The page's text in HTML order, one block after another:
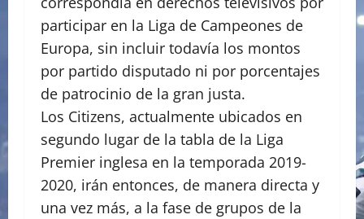
participar en la Liga de Campeones de
Europa, sin incluir todavía los montos
por partido disputado ni por porcentajes
de patrocinio de la gran justa.
Los Citizens, actualmente ubicados en
segundo lugar de la tabla de la Liga
Premier inglesa en la temporada 2019-
2020, irán entonces, de manera directa y
una vez más, a la fase de grupos de la